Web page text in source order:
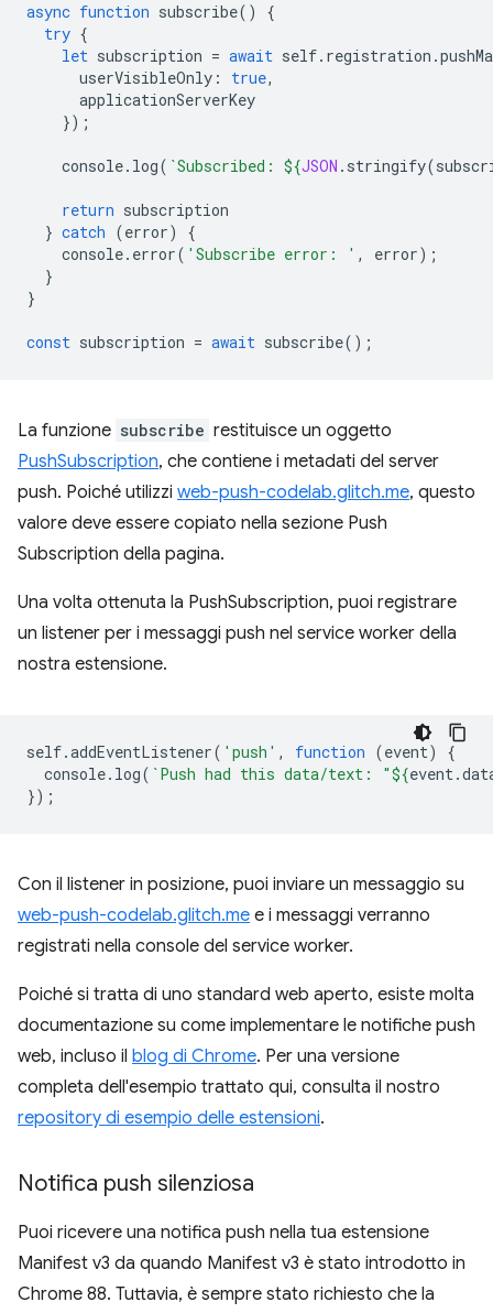
async function subscribe()
{
try {
let subscription = await self. registration .
userVisibleOnly : true,
applicationServerKey
});
console. log( `Subscribed: ${JSON . stringify(
return subscription
} catch (error)
{
console. error( 'Subscribe error: ' , error);
}
}
const subscription = await subscribe();
La funzione subscribe restituisce un oggetto
PushSubscription, che contiene i metadati del server
push. Poiché utilizzi web-push-codelab.glitch.me, questo
valore deve essere copiato nella sezione Push
Subscription della pagina.
Una volta ottenuta la PushSubscription, puoi registrare
un listener per i messaggi push nel service worker della
nostra estensione.
self.addEventListener( 'push' , function (event)
{
console. log( `Push had this data/text: "${event.
});
Con il listener in posizione, puoi inviare un messaggio su
web-push-codelab.glitch.me e i messaggi verranno
registrati nella console del service worker.
Poiché si tratta di uno standard web aperto, esiste molta
documentazione su come implementare le notifiche push
web, incluso il blog di Chrome. Per una versione
completa dell'esempio trattato qui, consulta il nostro
repository di esempio delle estensioni.
Notifica push silenziosa
Puoi ricevere una notifica push nella tua estensione
Manifest v3 da quando Manifest v3 è stato introdotto in
Chrome 88. Tuttavia, è sempre stato richiesto che la